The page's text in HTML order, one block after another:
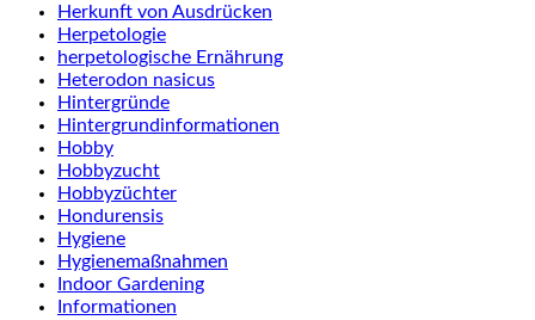
Herkunft von Ausdrücken
Herpetologie
herpetologische Ernährung
Heterodon nasicus
Hintergründe
Hintergrundinformationen
Hobby
Hobbyzucht
Hobbyzüchter
Hondurensis
Hygiene
Hygienemaßnahmen
Indoor Gardening
Informationen